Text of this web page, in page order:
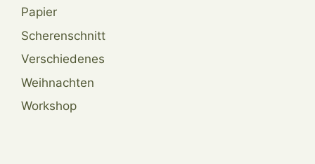
Papier
Scherenschnitt
Verschiedenes
Weihnachten
Workshop